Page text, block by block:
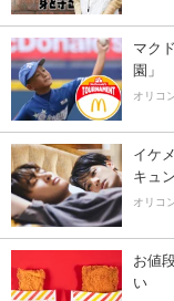
マク
園」
オリコ
イケ
キュン
オリコ
お値
い